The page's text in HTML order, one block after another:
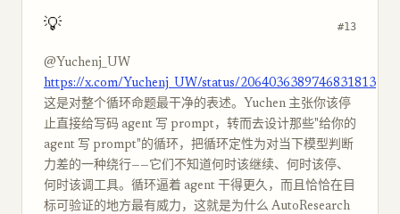
💡 #13
@Yuchenj_UW
https://x.com/Yuchenj_UW/status/2064036389746831813
这是对整个循环命题最干净的表述。Yuchen 主张你该停
止直接给写码 agent 写 prompt，转而去设计那些"给你的
agent 写 prompt"的循环，把循环定性为对当下模型判断
力差的一种绕行——它们不知道何时该继续、何时该停、
何时该调工具。循环逼着 agent 干得更久，而且恰恰在目
标可验证的地方最有威力，这就是为什么 AutoResearch